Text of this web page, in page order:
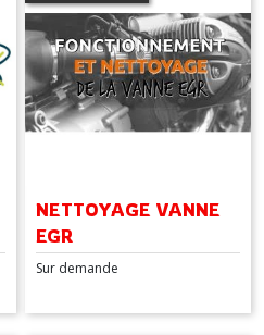
NETTOYAGE VANNE
EGR
Sur demande